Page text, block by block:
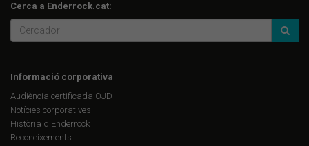
Cerca a Enderrock.cat:
Informació corporativa
Audiència certificada OJD
Notícies corporatives
Història d'Enderrock
Reconeixements